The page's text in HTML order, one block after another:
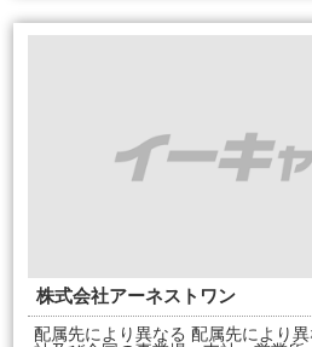
株式会社アーネストワン
配属先により異なる 配属先により